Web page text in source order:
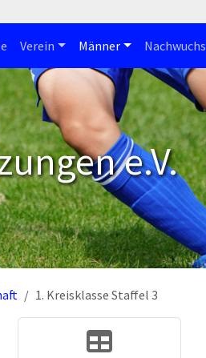
Verein Männer Nachwuchs
e.V.
1. Kreisklasse Staffel 3